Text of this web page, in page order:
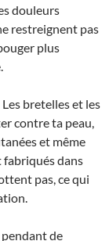
douleurs
restreignent pas
plus
bretelles et les
contre ta peau,
et même
dans
pas, ce qui
de